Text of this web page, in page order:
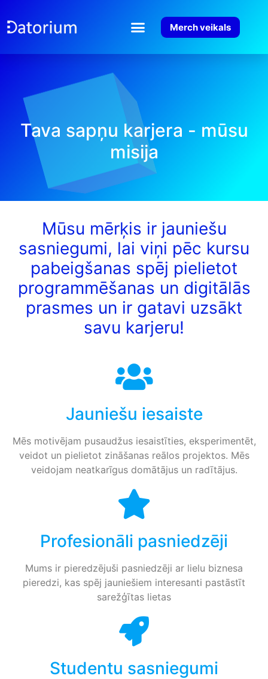
Merch veikals
Tava sapņu karjera - mūsu
misija
Mūsu mērķis ir jauniešu
sasniegumi, lai viņi pēc kursu
pabeigšanas spēj pielietot
programmēšanas un digitālās
prasmes un ir gatavi uzsākt
savu karjeru!
Jauniešu iesaiste
Mēs motivējam pusaudžus iesaistīties, eksperimentēt,
veidot un pielietot zināšanas reālos projektos. Mēs
veidojam neatkarīgus domātājus un radītājus.
Profesionāli pasniedzēji
Mums ir pieredzējuši pasniedzēji ar lielu biznesa
pieredzi, kas spēj jauniešiem interesanti pastāstīt
sarežģītas lietas
Studentu sasniegumi